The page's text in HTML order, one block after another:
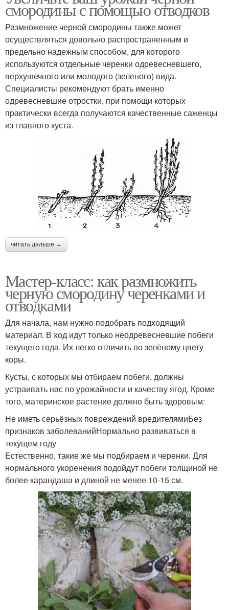
смородины с помощью отводков
Размножение черной смородины также может
осуществляться довольно распространенным и
предельно надежным способом, для которого
используются отдельные черенки одревесневшего,
верхушечного или молодого (зеленого) вида.
Специалисты рекомендуют брать именно
одревесневшие отростки, при помощи которых
практически всегда получаются качественные саженцы
из главного куста.
читать дальше →
Мастер-класс: как размножить
черную смородину черенками и
отводками
Для начала, нам нужно подобрать подходящий
материал. В ход идут только неодревесневшие побеги
текущего года. Их легко отличить по зелёному цвету
коры.
Кусты, с которых мы отбираем побеги, должны
устраивать нас по урожайности и качеству ягод. Кроме
того, материнское растение должно быть здоровым:
Не иметь серьёзных повреждений вредителямиБез
признаков заболеванийНормально развиваться в
текущем году
Естественно, такие же мы подбираем и черенки. Для
нормального укоренения подойдут побеги толщиной не
более карандаша и длиной не менее 10-15 см.